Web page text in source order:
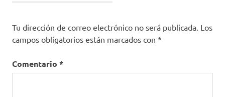
Tu dirección de correo electrónico no será publicada. Los
campos obligatorios están marcados con *
Comentario *